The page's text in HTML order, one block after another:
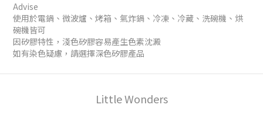
Advise
使用於電鍋、微波爐、烤箱、氣炸鍋、冷凍、冷藏、洗碗機、烘
碗機皆可
因矽膠特性，淺色矽膠容易產生色素沈澱
如有染色疑慮，請選擇深色矽膠產品
Little Wonders